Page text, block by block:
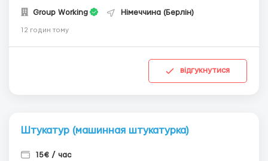
Group Working Німеччина (Берлін)
12 годин тому
відгукнутися
Штукатур (машинная штукатурка)
15€ / час